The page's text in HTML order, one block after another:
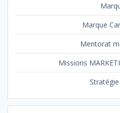
Marque
Mentorat
Missions